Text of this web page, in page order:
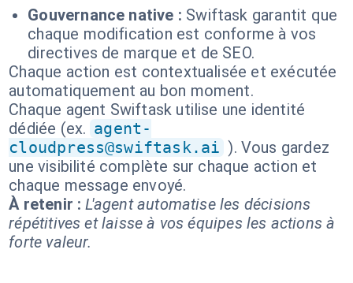
Gouvernance native : Swiftask garantit que
chaque modification est conforme à vos
directives de marque et de SEO.
Chaque action est contextualisée et exécutée
automatiquement au bon moment.
Chaque agent Swiftask utilise une identité
dédiée (ex. agent-
cloudpress@swiftask.ai ). Vous gardez
une visibilité complète sur chaque action et
chaque message envoyé.
À retenir : L'agent automatise les décisions
répétitives et laisse à vos équipes les actions à
forte valeur.